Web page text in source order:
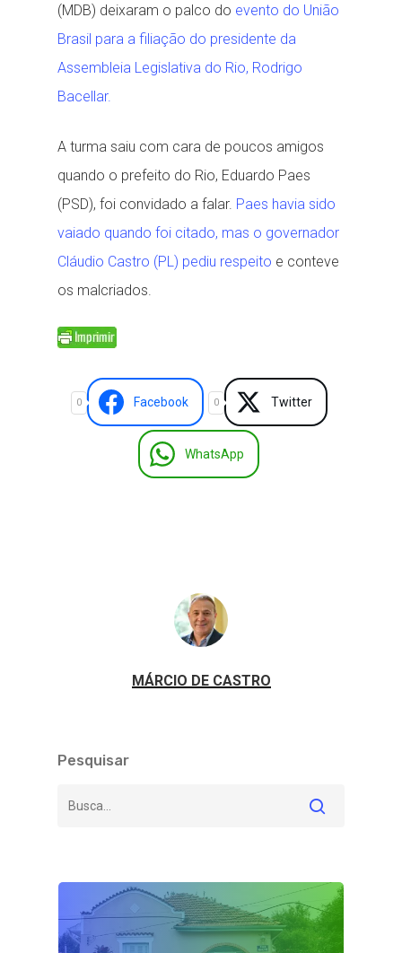
(MDB) deixaram o palco do evento do União
Brasil para a filiação do presidente da
Assembleia Legislativa do Rio, Rodrigo
Bacellar.
A turma saiu com cara de poucos amigos
quando o prefeito do Rio, Eduardo Paes
(PSD), foi convidado a falar. Paes havia sido
vaiado quando foi citado, mas o governador
Cláudio Castro (PL) pediu respeito e conteve
os malcriados.
0 Facebook 0 Twitter
WhatsApp
MÁRCIO DE CASTRO
Pesquisar